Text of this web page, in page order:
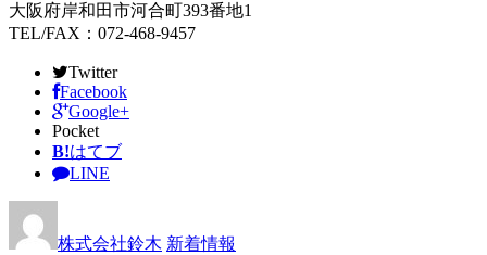
大阪府岸和田市河合町393番地1
TEL/FAX：072-468-9457
Twitter
Facebook
Google+
Pocket
B!はてブ
LINE
株式会社鈴木 新着情報